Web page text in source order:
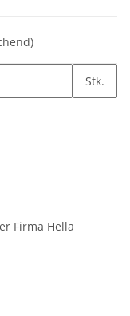
Stk.
Firma Hella